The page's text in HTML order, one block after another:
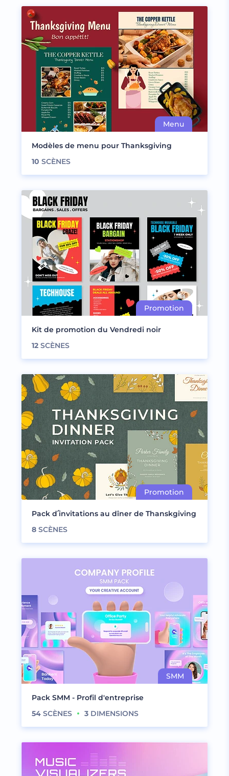
Modèles de menu pour Thanksgiving
10 SCÈNES
Kit de promotion du Vendredi noir
12 SCÈNES
Pack d՛invitations au dîner de Thanskgiving
8 SCÈNES
Pack SMM - Profil d'entreprise
54 SCÈNES 3 DIMENSIONS